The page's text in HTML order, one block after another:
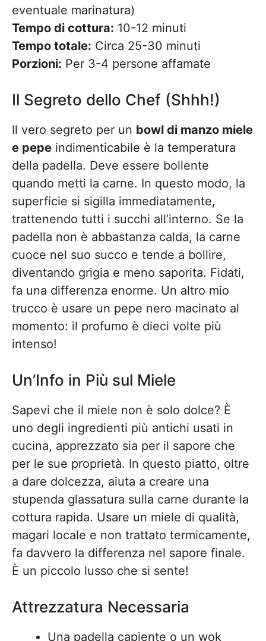
eventuale marinatura)
Tempo di cottura: 10-12 minuti
Tempo totale: Circa 25-30 minuti
Porzioni: Per 3-4 persone affamate
Il Segreto dello Chef (Shhh!)
Il vero segreto per un bowl di manzo miele
e pepe indimenticabile è la temperatura
della padella. Deve essere bollente
quando metti la carne. In questo modo, la
superficie si sigilla immediatamente,
trattenendo tutti i succhi all’interno. Se la
padella non è abbastanza calda, la carne
cuoce nel suo succo e tende a bollire,
diventando grigia e meno saporita. Fidati,
fa una differenza enorme. Un altro mio
trucco è usare un pepe nero macinato al
momento: il profumo è dieci volte più
intenso!
Un’Info in Più sul Miele
Sapevi che il miele non è solo dolce? È
uno degli ingredienti più antichi usati in
cucina, apprezzato sia per il sapore che
per le sue proprietà. In questo piatto, oltre
a dare dolcezza, aiuta a creare una
stupenda glassatura sulla carne durante la
cottura rapida. Usare un miele di qualità,
magari locale e non trattato termicamente,
fa davvero la differenza nel sapore finale.
È un piccolo lusso che si sente!
Attrezzatura Necessaria
Una padella capiente o un wok